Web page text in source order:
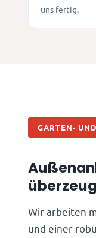
uns fertig.
GARTEN-
Wir arbeiten
und einer